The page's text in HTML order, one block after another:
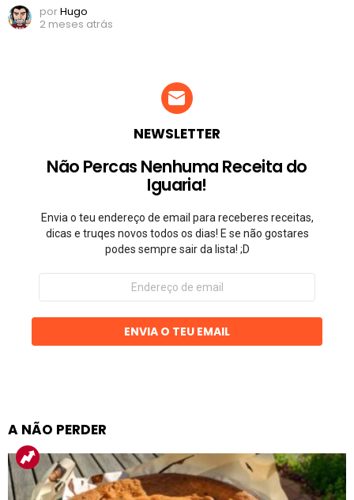
porHugo
2 meses atrás
NEWSLETTER
Não Percas Nenhuma Receita do
Iguaria!
Envia o teu endereço de email para receberes receitas,
dicas e truqes novos todos os dias! E se não gostares
podes sempre sair da lista! ;D
Endereço
email
ENVIA O TEU EMAIL
A NÃO PERDER